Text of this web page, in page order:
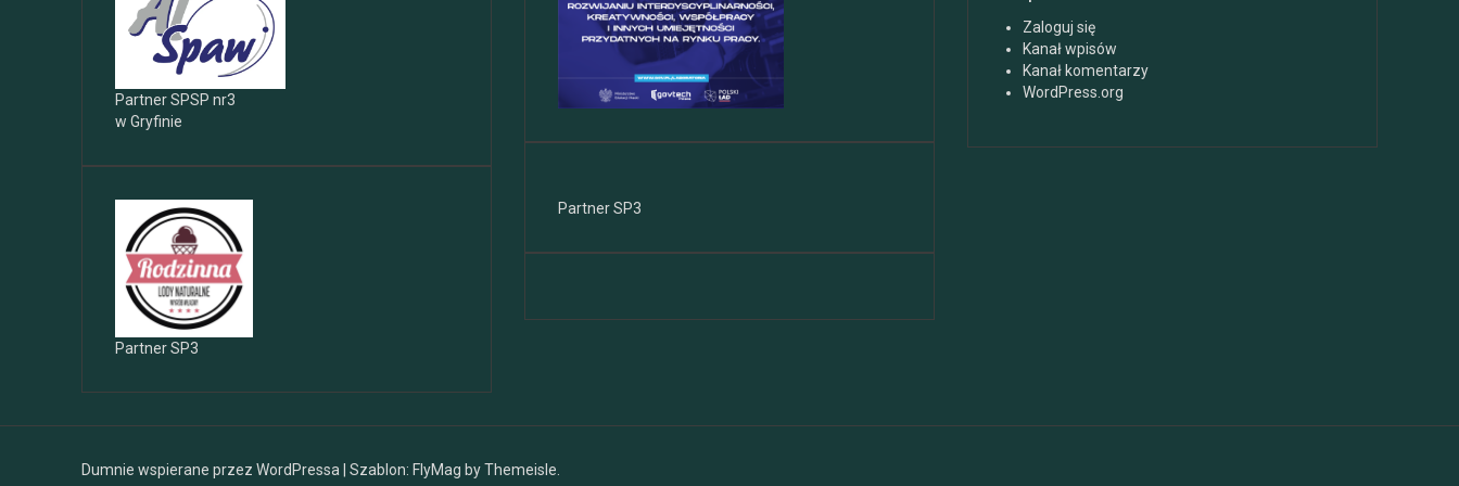
Partner SPSP nr3
w Gryfinie
Partner SP3
Partner SP3
Zaloguj się
Kanał wpisów
Kanał komentarzy
WordPress.org
Dumnie wspierane przez WordPressa Szablon: FlyMag by Themeisle.